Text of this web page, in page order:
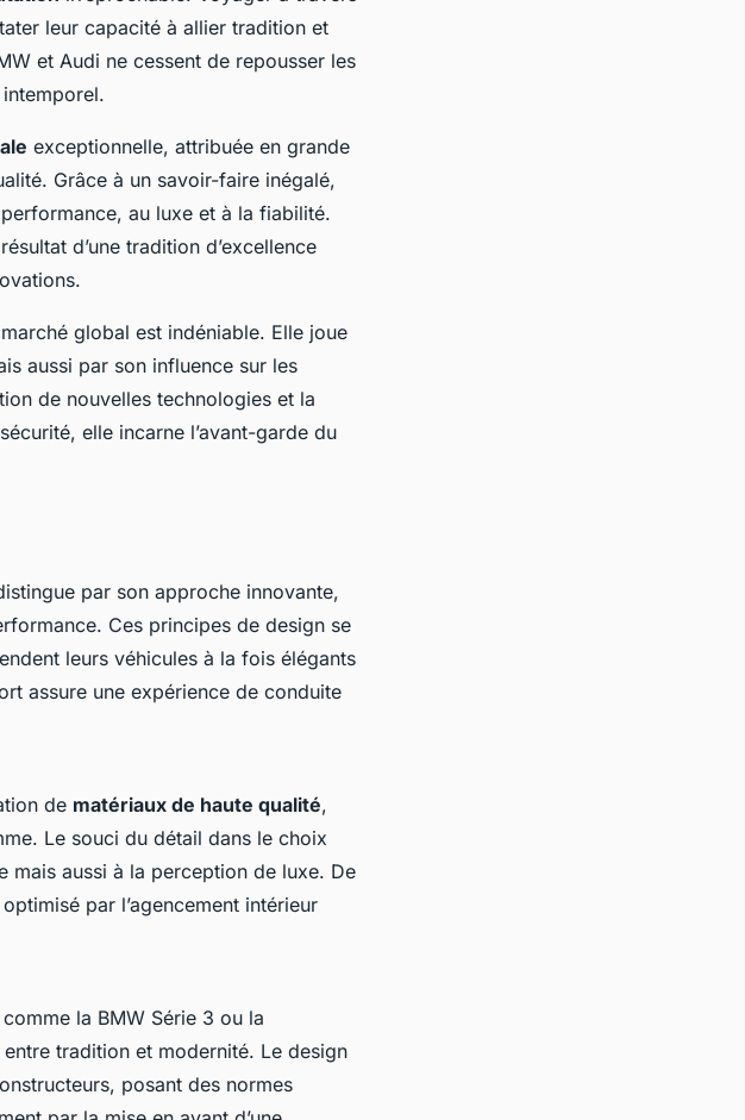
leur capacité à allier tradition et
et Audi ne cessent de repousser les
exceptionnelle, attribuée en grande
Grâce à un savoir-faire inégalé,
au luxe et à la fiabilité.
d’une tradition d’excellence
global est indéniable. Elle joue
aussi par son influence sur les
de nouvelles technologies et la
elle incarne l’avant-garde du
par son approche innovante,
Ces principes de design se
leurs véhicules à la fois élégants
assure une expérience de conduite
de matériaux de haute qualité,
Le souci du détail dans le choix
mais aussi à la perception de luxe. De
par l’agencement intérieur
la BMW Série 3 ou la
tradition et modernité. Le design
posant des normes